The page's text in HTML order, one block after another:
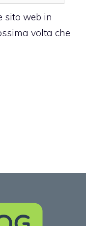
sito web in
volta che